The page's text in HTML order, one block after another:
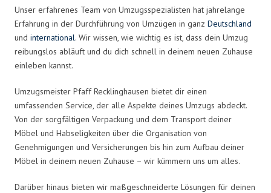
Unser erfahrenes Team von Umzugsspezialisten hat jahrelange
Erfahrung in der Durchführung von Umzügen in ganz Deutschland
und international. Wir wissen, wie wichtig es ist, dass dein Umzug
reibungslos abläuft und du dich schnell in deinem neuen Zuhause
einleben kannst.
Umzugsmeister Pfaff Recklinghausen bietet dir einen
umfassenden Service, der alle Aspekte deines Umzugs abdeckt.
Von der sorgfältigen Verpackung und dem Transport deiner
Möbel und Habseligkeiten über die Organisation von
Genehmigungen und Versicherungen bis hin zum Aufbau deiner
Möbel in deinem neuen Zuhause – wir kümmern uns um alles.
Darüber hinaus bieten wir maßgeschneiderte Lösungen für deinen